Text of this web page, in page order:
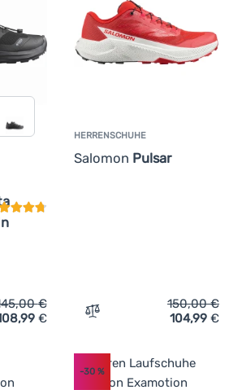
Salomon Xa Meta Gore-
€
€
HERRENSCHUHE
Salomon Pulsar
Zum Vergleich
150,00€
104,99 €
-30%